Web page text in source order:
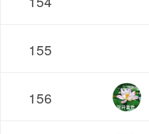
155
156